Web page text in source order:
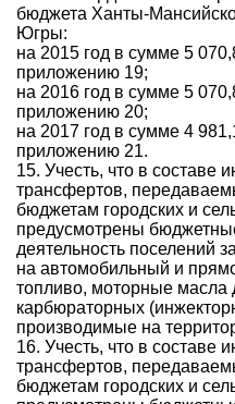
бюджета Ханты-
Югры:
на 2015 год в сумме 5
приложению 19;
на 2016 год в сумме 5
приложению 20;
на 2017 год в сумме 4
приложению 21.
15. Учесть, что в
трансфертов,
бюджетам городских и
предусмотрены
деятельность поселений
на автомобильный и
топливо, моторные масла
карбюраторных
производимые на
16. Учесть, что в
трансфертов,
бюджетам городских и